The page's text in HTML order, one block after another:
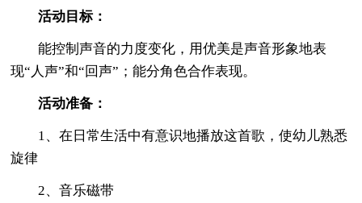
活动目标：
能控制声音的力度变化，用优美是声音形象地表
现“人声”和“回声”；能分角色合作表现。
活动准备：
1、在日常生活中有意识地播放这首歌，使幼儿熟悉
旋律
2、音乐磁带